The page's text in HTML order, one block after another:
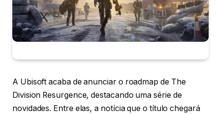
A Ubisoft acaba de anunciar o roadmap de The
Division Resurgence, destacando uma série de
novidades. Entre elas, a notícia que o título chegará